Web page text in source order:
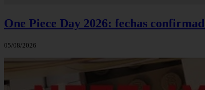
One Piece Day 2026: fechas
05/08/2026